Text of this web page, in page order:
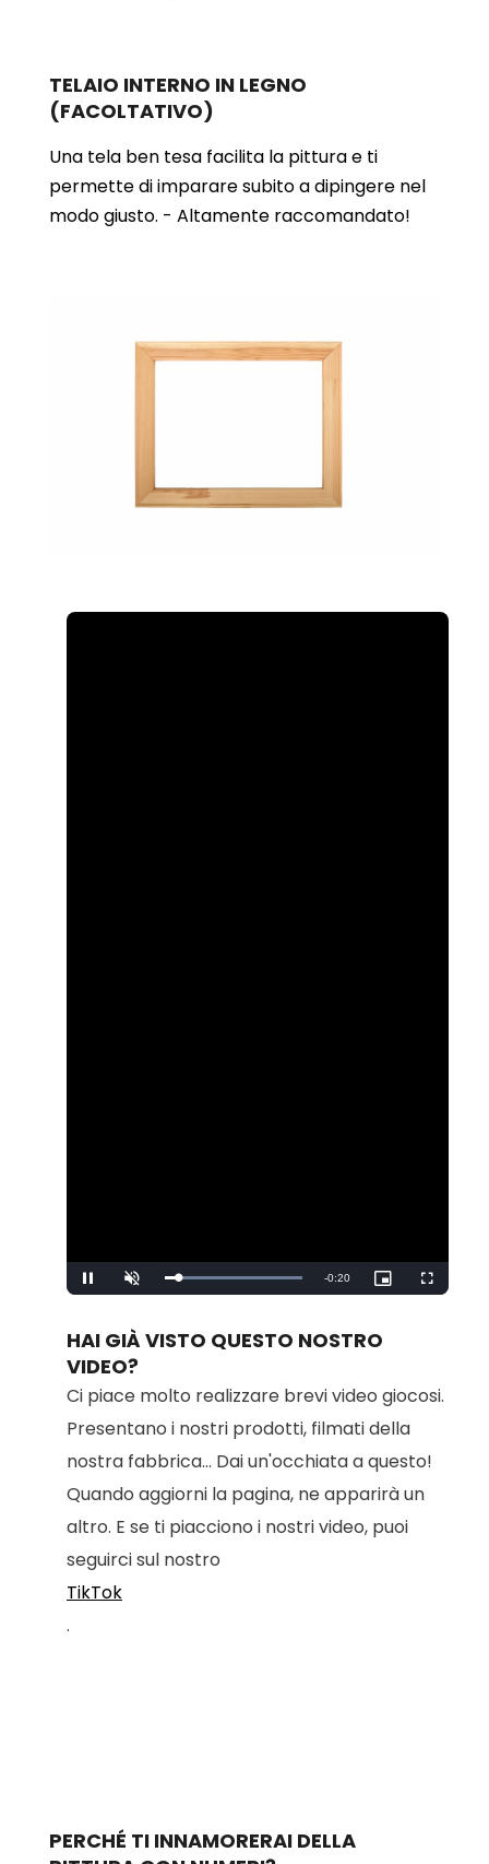
TELAIO INTERNO IN LEGNO
(FACOLTATIVO)
Una tela ben tesa facilita la pittura e ti
permette di imparare subito a dipingere nel
modo giusto. - Altamente raccomandato!
Pause Unmute Loaded:
Remaining
-0:20
Picture-
in-
Fullscreen
HAI GIÀ VISTO QUESTO NOSTRO
VIDEO?
Ci piace molto realizzare brevi video giocosi.
Presentano i nostri prodotti, filmati della
nostra fabbrica... Dai un'occhiata a questo!
Quando aggiorni la pagina, ne apparirà un
altro. E se ti piacciono i nostri video, puoi
seguirci sul nostro
TikTok
.
PERCHÉ TI INNAMORERAI DELLA